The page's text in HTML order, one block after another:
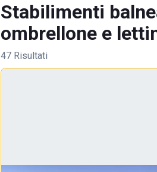
Stabilimenti
ombrellone e
47 Risultati